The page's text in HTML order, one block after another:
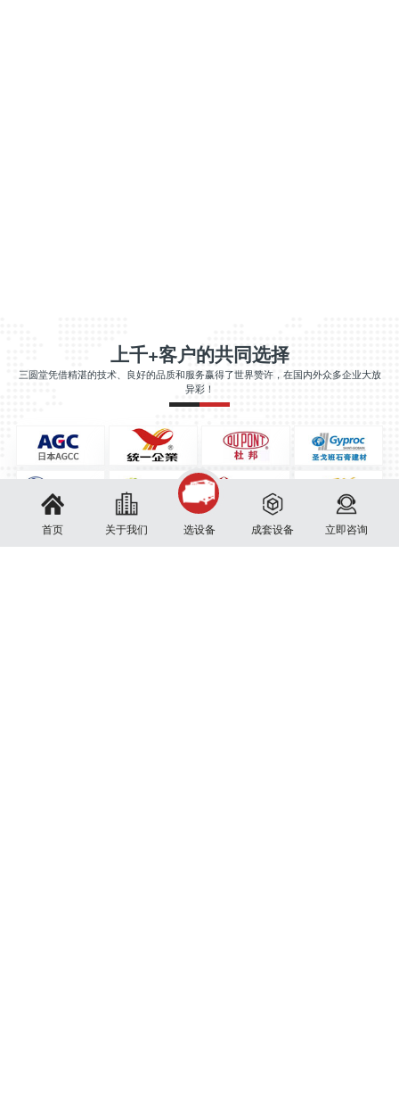
首页 关于我们 选设备 成套设备 立即咨询
上千+客户的共同选择
三圆堂凭借精湛的技术、良好的品质和服务赢得了世界赞许，在国内外众多企业大放
异彩！